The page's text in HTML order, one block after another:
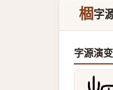
棝字
字源演变